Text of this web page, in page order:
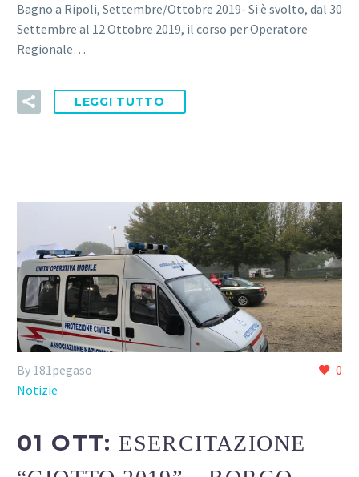
Bagno a Ripoli, Settembre/Ottobre 2019- Si è svolto, dal 30
Settembre al 12 Ottobre 2019, il corso per Operatore
Regionale…
LEGGI TUTTO
0
By 181pegaso
Notizie
01 OTT:ESERCITAZIONE